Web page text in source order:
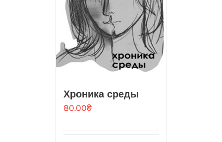
Хроника среды
80.00₴